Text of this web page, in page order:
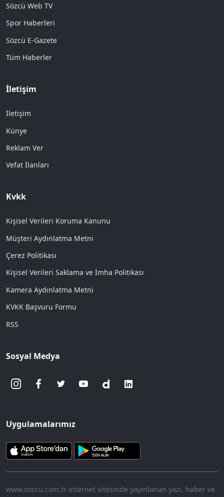
Sözcü Web TV
Spor Haberleri
Sözcü E-Gazete
Tüm Haberler
İletişim
İletişim
Künye
Reklam Ver
Vefat İlanları
Kvkk
Kişisel Verileri Koruma Kanunu
Müşteri Aydınlatma Metni
Çerez Politikası
Kişisel Verileri Saklama ve İmha Politikası
Kamera Aydınlatma Metni
KVKK Başvuru Formu
RSS
Sosyal Medya
Uygulamalarımız
www.sozcu.com.tr internet sitesinde yayınlanan yazı, haber ve